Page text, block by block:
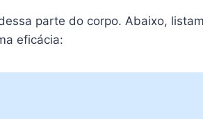
parte do corpo. Abaixo,
eficácia: